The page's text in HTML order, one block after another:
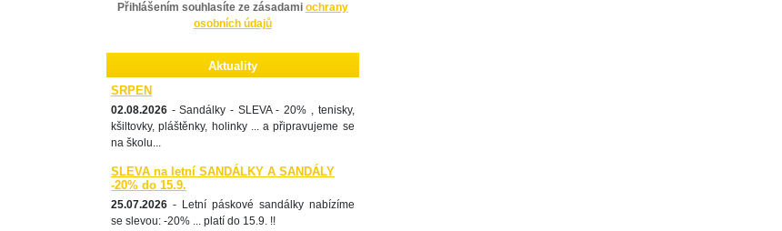
Přihlášením souhlasíte ze zásadami ochrany
osobních údajů
Aktuality
SRPEN
02.08.2026 - Sandálky - SLEVA - 20% , tenisky,
kšiltovky, pláštěnky, holinky ... a připravujeme se
na školu...
SLEVA na letní SANDÁLKY A SANDÁLY
-20% do 15.9.
25.07.2026 - Letní páskové sandálky nabízíme
se slevou: -20% ... platí do 15.9. !!